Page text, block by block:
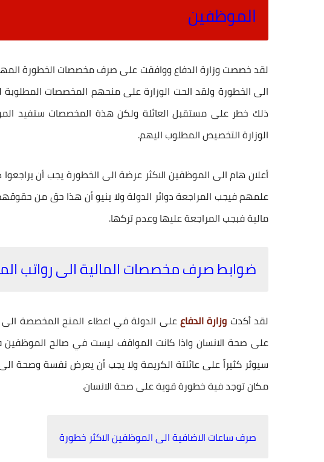
الموظفين
لقد خصصت وزارة الدفاع ووافقت على صرف مخصصات الخطورة
الى الخطورة ولقد الحت الوزارة على منحهم المخصصات المطلوبة
ذلك خطر على مستقبل العائلة ولكن هذة المخصصات ستفيد
الوزارة التخصيص المطلوب اليهم.
أعلان هام الى الموظفين الاكثر عرضة الى الخطورة يجب أن
علمهم فيجب المراجعة دوائر الدولة ولا ينيو أن هذا حق من
مالية فبجب المراجعة عليها وعدم تركها.
ضوابط صرف مخصصات المالية الى رواتب
لقد أكدت وزارة الدفاععلى الدولة في اعطاء المنح المخصصة الى
على صحة الانسان واذا كانت المواقف ليست في صالح الموظفين
سيوثر كثيراً على عائلتة الكريمة ولا يجب أن يعرض نفسة وصحة
مكان توجد فية خطورة قوية على صحة الانسان.
صرف ساعات الاضافية الى الموظفين الاكثر خطورة